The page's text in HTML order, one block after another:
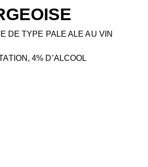
DE TYPE PALE ALE AU VIN
4% D’ALCOOL